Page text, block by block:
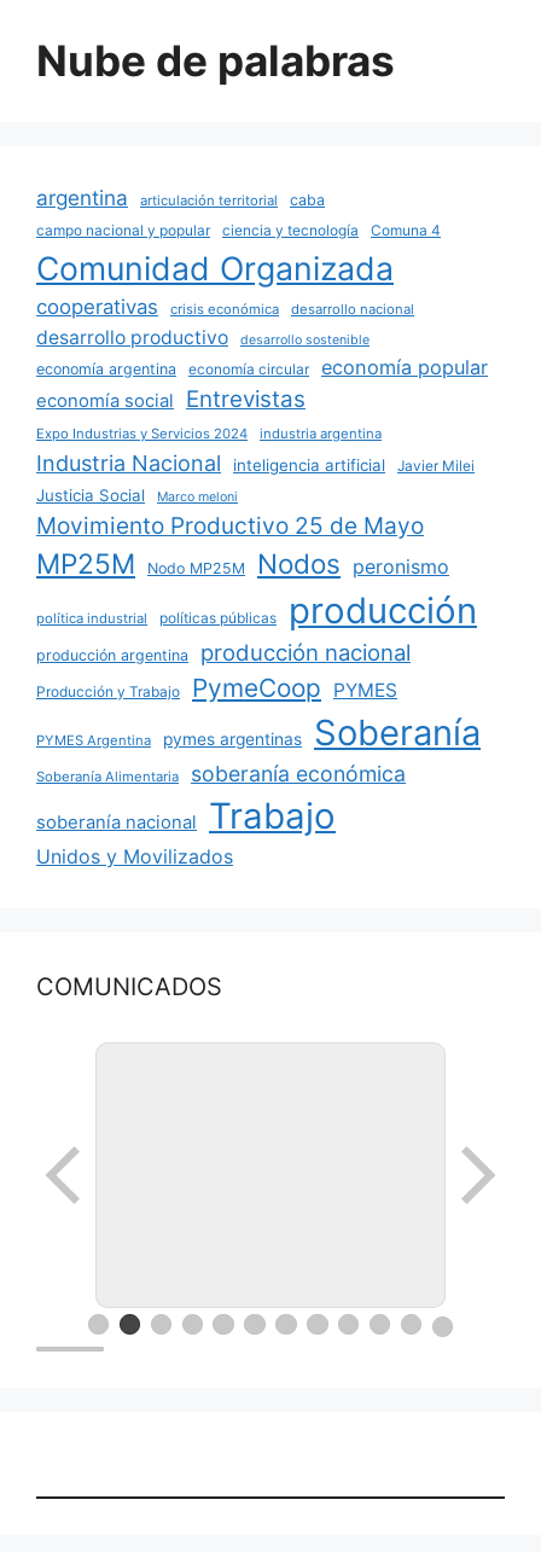
Nube de palabras
argentina articulación territorial
caba
campo nacional y popular
ciencia y tecnología Comuna 4
Comunidad Organizada
cooperativas crisis económica desarrollo nacional
desarrollo productivo desarrollo sostenible
economía argentina economía circular economía popular
economía social Entrevistas
Expo Industrias y Servicios 2024 industria argentina
Industria Nacional inteligencia artificial Javier Milei
Justicia Social Marco meloni
Movimiento Productivo 25 de Mayo
MP25M Nodo MP25M Nodos peronismo
política industrial políticas públicas producción
producción argentina producción nacional
Producción y Trabajo PymeCoop PYMES
PYMES Argentina pymes argentinas Soberanía
Soberanía Alimentaria soberanía económica
soberanía nacional Trabajo
Unidos y Movilizados
COMUNICADOS